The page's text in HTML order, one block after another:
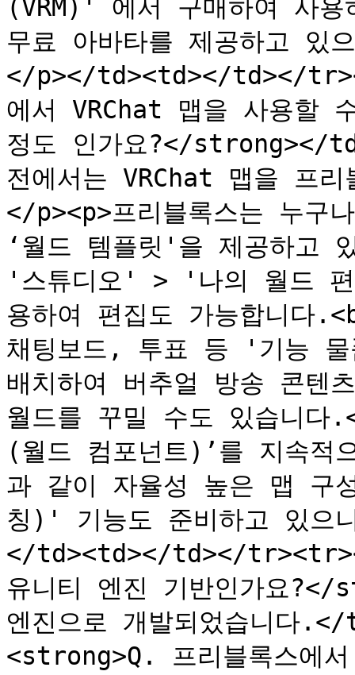
(VRM)' 에서 구매하여 사
무료 아바타를 제공하고 있
</p></td><td></td></
에서 VRChat 맵을 사용할
정도 인가요?</strong></
전에서는 VRChat 맵을 프
</p><p>프리블록스는 누구
‘월드 템플릿'을 제공하고
'스튜디오' > '나의 월드
용하여 편집도 가능합니다
채팅보드, 투표 등 '기능 물
배치하여 버추얼 방송 콘텐
월드를 꾸밀 수도 있습니다
(월드 컴포넌트)’를 지속적
과 같이 자율성 높은 맵 구
칭)' 기능도 준비하고 있으
</td><td></td></
유니티 엔진 기반인가요
엔진으로 개발되었습니
<strong>Q. 프리블록스에